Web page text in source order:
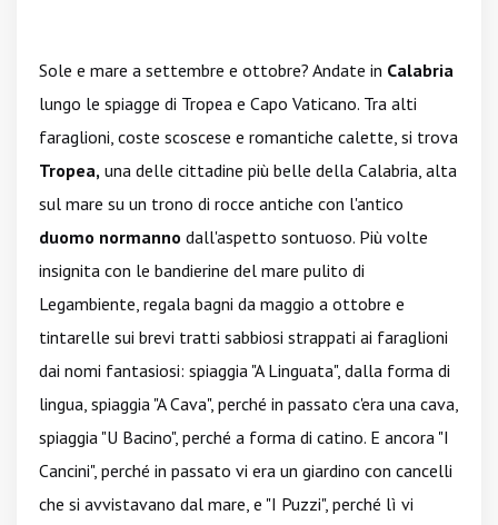
Sole e mare a settembre e ottobre? Andate in Calabria
lungo le spiagge di Tropea e Capo Vaticano. Tra alti
faraglioni, coste scoscese e romantiche calette, si trova
Tropea, una delle cittadine più belle della Calabria, alta
sul mare su un trono di rocce antiche con l'antico
duomo normanno dall'aspetto sontuoso. Più volte
insignita con le bandierine del mare pulito di
Legambiente, regala bagni da maggio a ottobre e
tintarelle sui brevi tratti sabbiosi strappati ai faraglioni
dai nomi fantasiosi: spiaggia "A Linguata", dalla forma di
lingua, spiaggia "A Cava", perché in passato c'era una cava,
spiaggia "U Bacino", perché a forma di catino. E ancora "I
Cancini", perché in passato vi era un giardino con cancelli
che si avvistavano dal mare, e "I Puzzi", perché lì vi